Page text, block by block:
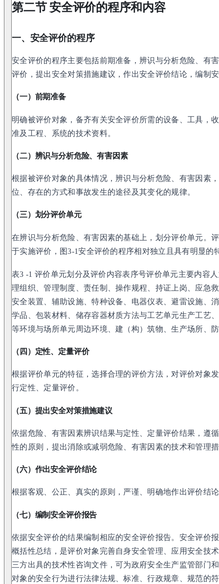
第二节 安全评价的程序和内容
一、安全评价的程序
安全评价的程序主要包括前期准备，辨识与分析危险、有
评价，提出安全对策措施建议，作出安全评价结论，编制
（一）前期准备
明确被评价对象，备齐有关安全评价所需的设备、工具，
准及工程、系统的技术资料。
（二）辨识与分析危险、有害因素
根据被评价对象的具体情况，辨识与分析危险、有害因素
位、存在的方式和事故发生的途径及其变化的规律。
（三）划分评价单元
在辨识与分析危险、有害因素的基础上，划分评价单元。
于实施评价，图3-1安全评价的程序相对独立且具有明显的
表3 -1 评价单元划分及评价内容表序号评价单元主要内容
理组织、管理制度、责任制、操作规程、持证上岗、应急
安全装置、辅助设施、特种设备、电器仪表、避雷设施、
学品、包装材料、储存容器材质方法与工艺单元生产工艺
等环境与场所单元周边环境、建（构）筑物、生产场所、
（四）定性、定量评价
根据评价单元的特征，选择合理的评价方法，对评价对象
行定性、定量评价。
（五）提出安全对策措施建议
依据危险、有害因素辨识结果与定性、定量评价结果，遵
性的原则，提出消除或减弱危险、有害因素的技术和管理
（六）作出安全评价结论
根据客观、公正、真实的原则，严谨、明确地作出评价结
（七）编制安全评价报告
依据安全评价的结果编制相应的安全评价报告。安全评价
概括性总结，是评价对象完善自身安全管理、应用安全技
三方出具的技术性咨询文件，可为政府安全生产监管部门
对象的安全行为进行法律法规、标准、行政规章、规范的